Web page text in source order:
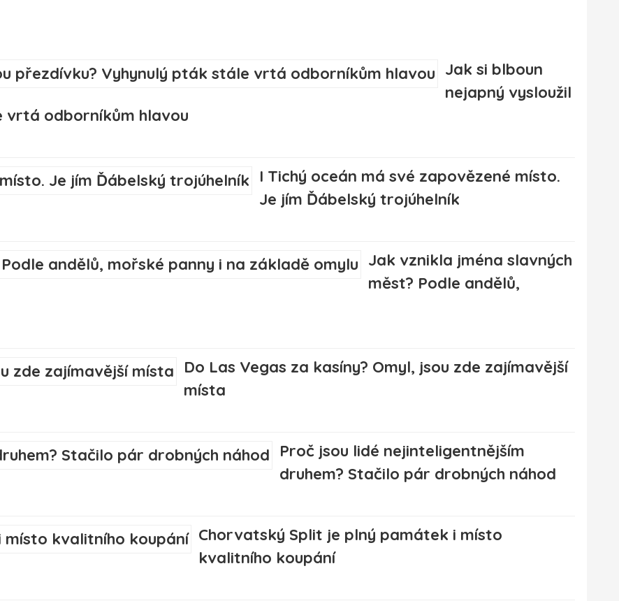
Jak si blboun
nejapný vysloužil
vrtá odborníkům hlavou
I Tichý oceán má své zapovězené místo.
Je jím Ďábelský trojúhelník
Jak vznikla jména slavných
měst? Podle andělů,
Do Las Vegas za kasíny? Omyl, jsou zde zajímavější
místa
Proč jsou lidé nejinteligentnějším
druhem? Stačilo pár drobných náhod
Chorvatský Split je plný památek i místo
kvalitního koupání